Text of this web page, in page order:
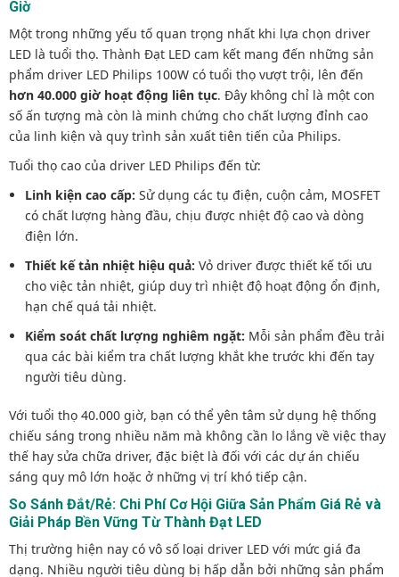
Giờ
Một trong những yếu tố quan trọng nhất khi lựa chọn driver
LED là tuổi thọ. Thành Đạt LED cam kết mang đến những sản
phẩm driver LED Philips 100W có tuổi thọ vượt trội, lên đến
hơn 40.000 giờ hoạt động liên tục. Đây không chỉ là một con
số ấn tượng mà còn là minh chứng cho chất lượng đỉnh cao
của linh kiện và quy trình sản xuất tiên tiến của Philips.
Tuổi thọ cao của driver LED Philips đến từ:
Linh kiện cao cấp: Sử dụng các tụ điện, cuộn cảm, MOSFET
có chất lượng hàng đầu, chịu được nhiệt độ cao và dòng
điện lớn.
Thiết kế tản nhiệt hiệu quả: Vỏ driver được thiết kế tối ưu
cho việc tản nhiệt, giúp duy trì nhiệt độ hoạt động ổn định,
hạn chế quá tải nhiệt.
Kiểm soát chất lượng nghiêm ngặt: Mỗi sản phẩm đều trải
qua các bài kiểm tra chất lượng khắt khe trước khi đến tay
người tiêu dùng.
Với tuổi thọ 40.000 giờ, bạn có thể yên tâm sử dụng hệ thống
chiếu sáng trong nhiều năm mà không cần lo lắng về việc thay
thế hay sửa chữa driver, đặc biệt là đối với các dự án chiếu
sáng quy mô lớn hoặc ở những vị trí khó tiếp cận.
So Sánh Đắt/Rẻ: Chi Phí Cơ Hội Giữa Sản Phẩm Giá Rẻ và
Giải Pháp Bền Vững Từ Thành Đạt LED
Thị trường hiện nay có vô số loại driver LED với mức giá đa
dạng. Nhiều người tiêu dùng bị hấp dẫn bởi những sản phẩm